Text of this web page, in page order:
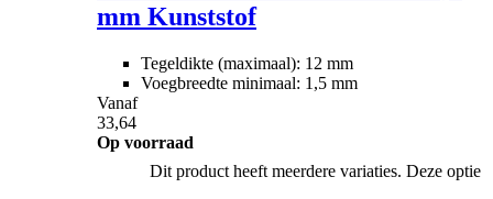
mm Kunststof
Tegeldikte (maximaal): 12 mm
Voegbreedte minimaal: 1,5 mm
Vanaf
33,64
Op voorraad
Dit product heeft meerdere variaties. Deze optie